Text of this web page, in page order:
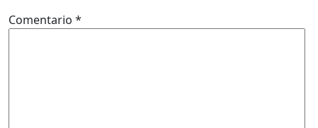
Comentario *